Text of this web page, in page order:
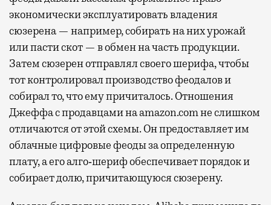
экономически эксплуатировать владения
сюзерена — например, собирать на них урожай
или пасти скот — в обмен на часть продукции.
Затем сюзерен отправлял своего шерифа, чтобы
тот контролировал производство феодалов и
собирал то, что ему причиталось. Отношения
Джеффа с продавцами на amazon.com не слишком
отличаются от этой схемы. Он предоставляет им
облачные цифровые феоды за определенную
плату, а его алго‐шериф обеспечивает порядок и
собирает долю, причитающуюся сюзерену.